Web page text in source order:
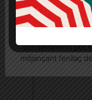
Quan l’usuari
seu consentiment
consentiment pot
mitjançant l’enllaç